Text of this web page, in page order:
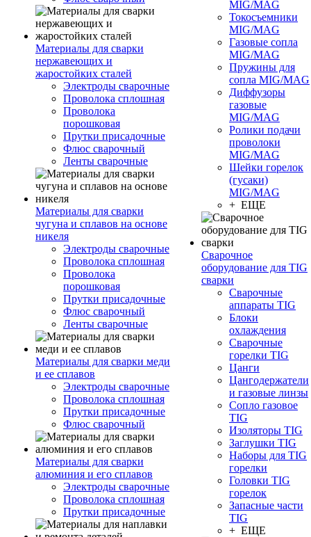
Материалы для сварки
нержавеющих и
жаростойких сталей
Электроды сварочные
Проволока сплошная
Проволока
порошковая
Прутки присадочные
Флюс сварочный
Ленты сварочные
Материалы для сварки
чугуна и сплавов на основе
никеля
Электроды сварочные
Проволока сплошная
Проволока
порошковая
Прутки присадочные
Флюс сварочный
Ленты сварочные
Материалы для сварки меди
и ее сплавов
Электроды сварочные
Проволока сплошная
Прутки присадочные
Флюс сварочный
Материалы для сварки
алюминия и его сплавов
Электроды сварочные
Проволока сплошная
Прутки присадочные
MIG/MAG
Токосъемники
MIG/MAG
Газовые сопла
MIG/MAG
Пружины для
сопла MIG/MAG
Диффузоры
газовые
MIG/MAG
Ролики подачи
проволоки
MIG/MAG
Шейки горелок
(гусаки)
MIG/MAG
+ ЕЩЕ
Сварочное
оборудование для TIG
сварки
Сварочные
аппараты TIG
Блоки
охлаждения
Сварочные
горелки TIG
Цанги
Цангодержатели
и газовые линзы
Сопло газовое
TIG
Изоляторы TIG
Заглушки TIG
Наборы для TIG
горелки
Головки TIG
горелок
Запасные части
TIG
+ ЕЩЕ